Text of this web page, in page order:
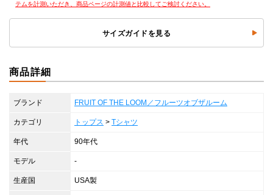
テムを計測いただき、商品ページの計測値と比較してご検討ください。
サイズガイドを見る
商品詳細
ブランド FRUIT OF THE LOOM／フルーツオブザルーム
カテゴリ トップス > Tシャツ
年代 90年代
モデル -
生産国 USA製